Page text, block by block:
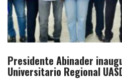
Presidente Abinader
Universitario Regional